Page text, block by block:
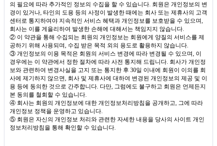
의 필요에 따라 추가적인 정보의 수집을 할 수 있습니다 회원은 개인정보의 변
경이 있거나 타인의 도용 등의 사정이 발생한 때에는 회사 또는 제휴사의 고객
센터로 통지하여야 지속적인 서비스 혜택과 개인정보를 보호받을 수 있으며
회사는 이를 게을리하여 발생한 손해에 대해서는 책임지지 않습니다
② 이 약관을 통해 수집되는 회원의 개인정보는 회원에게 양질의 서비스를 제
공하기 위해 사용되며 수집 받은 목적 외의 용도로 활용하지 않습니다
③ 개인정보의 이용 목적은 회원의 서비스 변경에 따라 변경될 수 있으며 이
경우에는 이 약관에서 정한 절차에 따라 사전 통지해 드립니다 회사가 개인정
보와 관련하여 변경사실을 고지 또는 통지한 후 30일 이내에 회원이 이의를 회
사에 제기하지 않으면 회사 및 제휴사에 대하여 변경된 개인정보의 제공 및 이
용 등에 동의한 것으로 간주합니다 다만 그럼에도 불구하고 회원은 언제든지
본 동의를 철회할 수 있습니다
④ 회사는 회원의 개인정보에 대한 개인정보처리방침을 공개하고
그에 따라
개인정보 정책을 운영하고 있습니다
⑤ 회원은 자신의 개인정보 처리와 관련한 자세한 내용을 당사의 사이트 개인
정보처리방침을 통해 확인할 수 있습니다